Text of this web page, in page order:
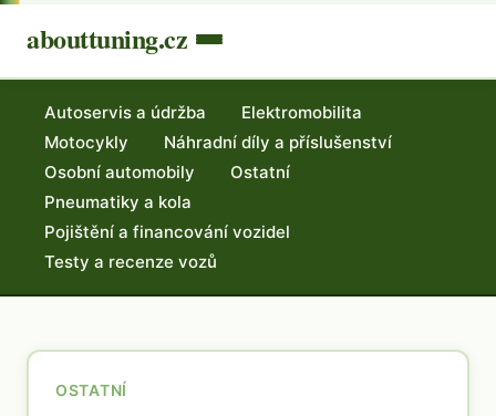
abouttuning.cz
Autoservis a údržba
Elektromobilita
Motocykly
Náhradní díly a příslušenství
Osobní automobily
Ostatní
Pneumatiky a kola
Pojištění a financování vozidel
Testy a recenze vozů
OSTATNÍ